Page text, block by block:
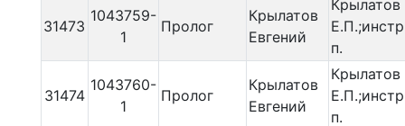
31473
1043759-
1
Пролог
Крылатов
Евгений
Крылатов
п.
31474
1043760-
1
Пролог
Крылатов
Евгений
Крылатов
п.